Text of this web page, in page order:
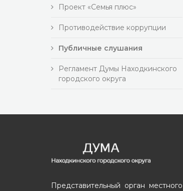
Проект «Семья плюс»
Противодействие коррупции
Публичные слушания
Регламент Думы Находкинского
городского округа
Представительный орган местного